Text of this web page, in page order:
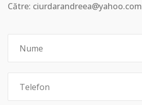
Către: ciurdarandreea@yahoo.com